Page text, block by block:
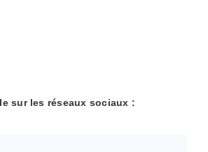
sur les réseaux sociaux :